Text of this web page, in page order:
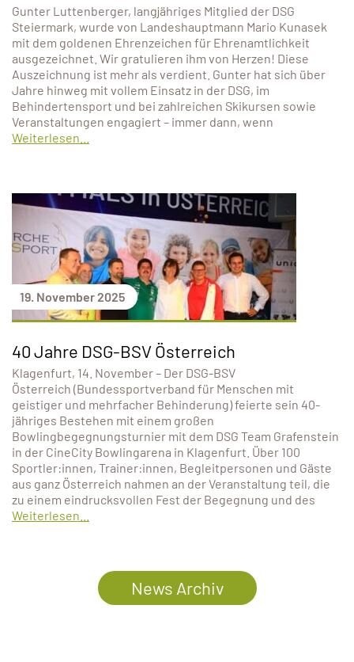
Gunter Luttenberger, langjähriges Mitglied der DSG
Steiermark, wurde von Landeshauptmann Mario Kunasek
mit dem goldenen Ehrenzeichen für Ehrenamtlichkeit
ausgezeichnet. Wir gratulieren ihm von Herzen! Diese
Auszeichnung ist mehr als verdient. Gunter hat sich über
Jahre hinweg mit vollem Einsatz in der DSG, im
Behindertensport und bei zahlreichen Skikursen sowie
Veranstaltungen engagiert – immer dann, wenn
Weiterlesen...
19. November 2025
40 Jahre DSG-BSV Österreich
Klagenfurt, 14. November – Der DSG-BSV
Österreich (Bundessportverband für Menschen mit
geistiger und mehrfacher Behinderung) feierte sein 40-
jähriges Bestehen mit einem großen
Bowlingbegegnungsturnier mit dem DSG Team Grafenstein
in der CineCity Bowlingarena in Klagenfurt. Über 100
Sportler:innen, Trainer:innen, Begleitpersonen und Gäste
aus ganz Österreich nahmen an der Veranstaltung teil, die
zu einem eindrucksvollen Fest der Begegnung und des
Weiterlesen...
News Archiv